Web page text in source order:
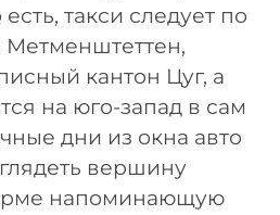
такси следует по
Метменштеттен,
кантон Цуг, а
на юго-запад в сам
дни из окна авто
вершину
напоминающую